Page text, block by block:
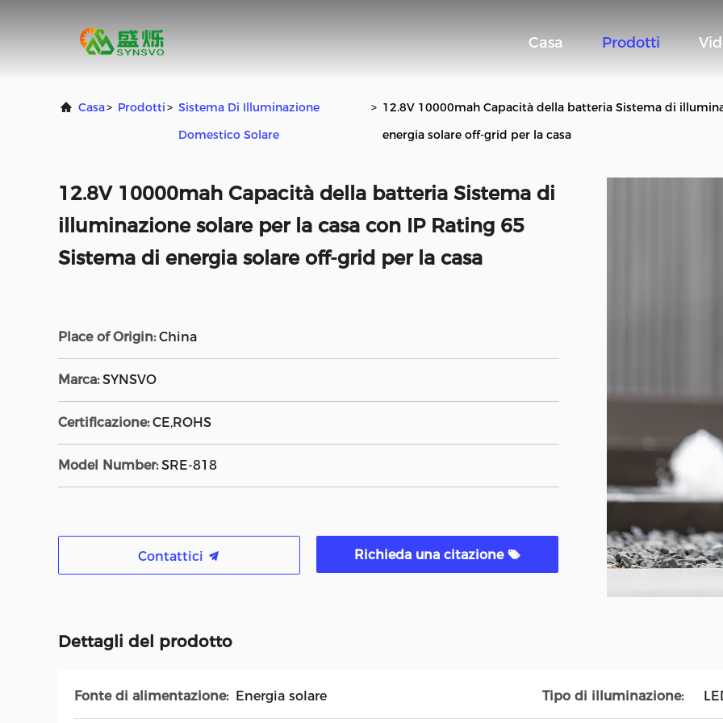
Casa Prodotti
Casa> Prodotti> Sistema Di Illuminazione
Domestico Solare
> 12.8V 10000mah Capacità della batteria Sistema di
energia solare off-grid per la casa
12.8V 10000mah Capacità della batteria Sistema di
illuminazione solare per la casa con IP Rating 65
Sistema di energia solare off-grid per la casa
Place of Origin: China
Marca: SYNSVO
Certificazione: CE,ROHS
Model Number: SRE-818
Contattici Richieda una citazione
Dettagli del prodotto
Fonte di alimentazione: Energia solare Tipo di illuminazione: